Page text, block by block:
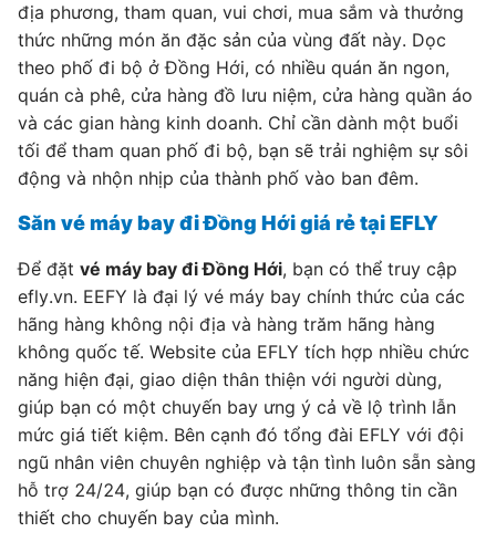
địa phương, tham quan, vui chơi, mua sắm và thưởng
thức những món ăn đặc sản của vùng đất này. Dọc
theo phố đi bộ ở Đồng Hới, có nhiều quán ăn ngon,
quán cà phê, cửa hàng đồ lưu niệm, cửa hàng quần áo
và các gian hàng kinh doanh. Chỉ cần dành một buổi
tối để tham quan phố đi bộ, bạn sẽ trải nghiệm sự sôi
động và nhộn nhịp của thành phố vào ban đêm.
Săn vé máy bay đi Đồng Hới giá rẻ tại EFLY
Để đặt vé máy bay đi Đồng Hới, bạn có thể truy cập
efly.vn. EEFY là đại lý vé máy bay chính thức của các
hãng hàng không nội địa và hàng trăm hãng hàng
không quốc tế. Website của EFLY tích hợp nhiều chức
năng hiện đại, giao diện thân thiện với người dùng,
giúp bạn có một chuyến bay ưng ý cả về lộ trình lẫn
mức giá tiết kiệm. Bên cạnh đó tổng đài EFLY với đội
ngũ nhân viên chuyên nghiệp và tận tình luôn sẵn sàng
hỗ trợ 24/24, giúp bạn có được những thông tin cần
thiết cho chuyến bay của mình.